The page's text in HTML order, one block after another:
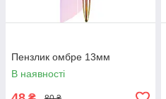
Пензлик омбре 13мм
В наявності